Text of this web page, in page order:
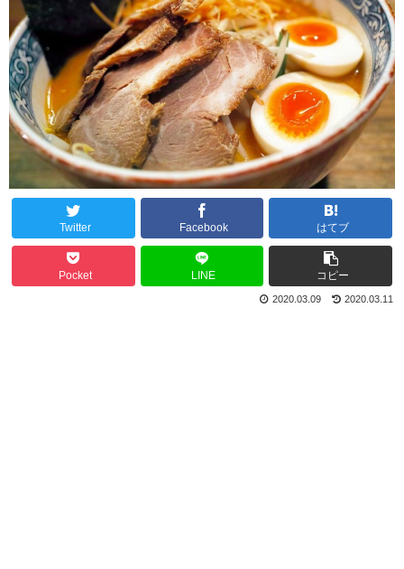
Twitter Facebook はてブ
Pocket LINE コピー
2020.03.11
2020.03.09